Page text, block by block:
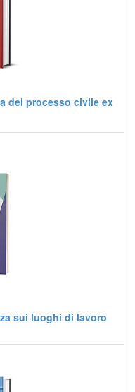
del processo civile ex
sui luoghi di lavoro